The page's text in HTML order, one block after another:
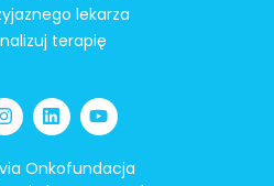
lekarza
terapię
Onkofundacja